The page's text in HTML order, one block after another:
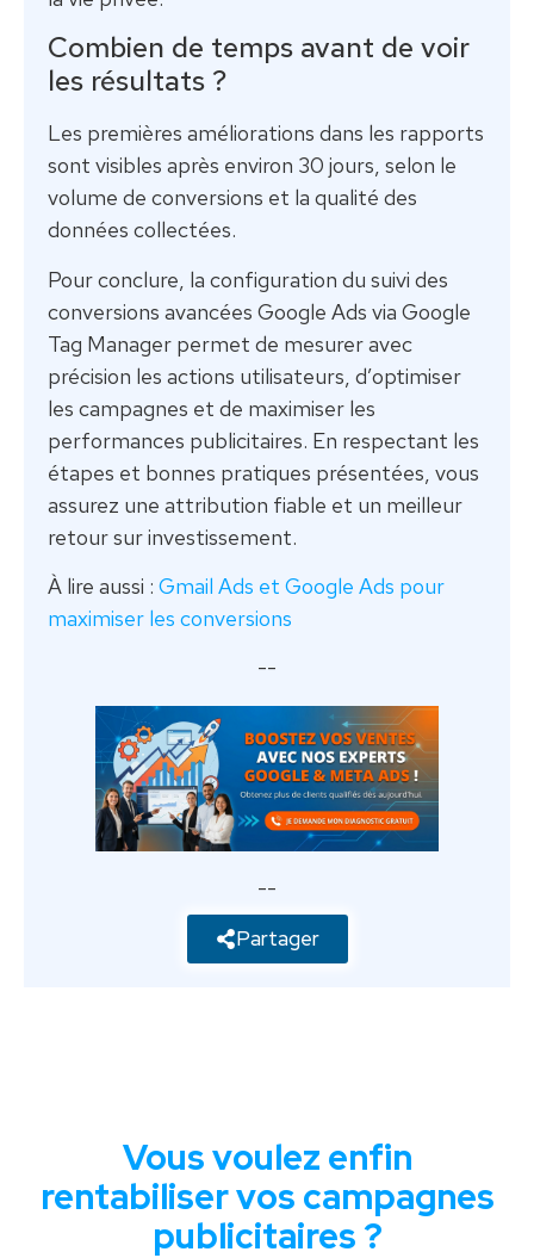
Combien de temps avant de voir
les résultats ?
Les premières améliorations dans les rapports
sont visibles après environ 30 jours, selon le
volume de conversions et la qualité des
données collectées.
Pour conclure, la configuration du suivi des
conversions avancées Google Ads via Google
Tag Manager permet de mesurer avec
précision les actions utilisateurs, d’optimiser
les campagnes et de maximiser les
performances publicitaires. En respectant les
étapes et bonnes pratiques présentées, vous
assurez une attribution fiable et un meilleur
retour sur investissement.
À lire aussi : Gmail Ads et Google Ads pour
maximiser les conversions
--
--
Partager
Vous voulez enfin
rentabiliser vos campagnes
publicitaires ?